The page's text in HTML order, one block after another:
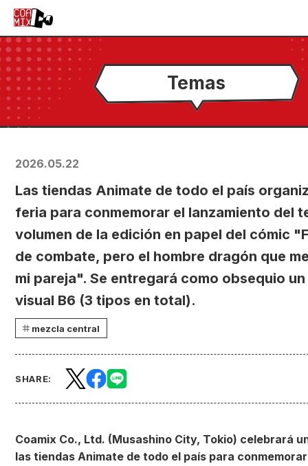
Temas
2026.05.22
Las tiendas Animate de todo el país
feria para conmemorar el lanzamiento del
volumen de la edición en papel del cómic
de combate, pero el hombre dragón que
mi pareja". Se entregará como obsequio
visual B6 (3 tipos en total).
mezcla central
SHARE:
Coamix Co., Ltd. (Musashino City, Tokio) celebrará
las tiendas Animate de todo el país para